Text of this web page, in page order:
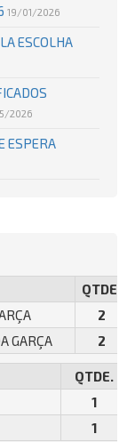
19/01/2026
ESCOLHA
2026
ESPERA
QTDE.
2
GARÇA
2
QTDE.
1
1